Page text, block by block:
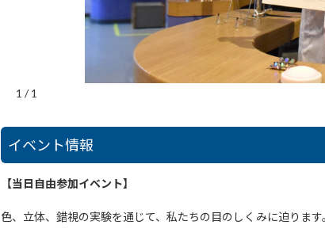
1 /1
イベント情報
【当日自由参加イベント】
色、立体、錯視の実験を通じて、私たちの目のしくみに迫ります